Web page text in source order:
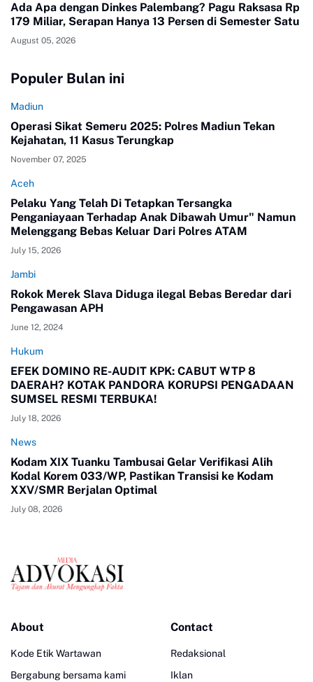
Ada Apa dengan Dinkes Palembang? Pagu Raksasa Rp
179 Miliar, Serapan Hanya 13 Persen di Semester Satu
August 05, 2026
Populer Bulan ini
Madiun
Operasi Sikat Semeru 2025: Polres Madiun Tekan
Kejahatan, 11 Kasus Terungkap
November 07, 2025
Aceh
Pelaku Yang Telah Di Tetapkan Tersangka
Penganiayaan Terhadap Anak Dibawah Umur" Namun
Melenggang Bebas Keluar Dari Polres ATAM
July 15, 2026
Jambi
Rokok Merek Slava Diduga ilegal Bebas Beredar dari
Pengawasan APH
June 12, 2024
Hukum
EFEK DOMINO RE-AUDIT KPK: CABUT WTP 8
DAERAH? KOTAK PANDORA KORUPSI PENGADAAN
SUMSEL RESMI TERBUKA!
July 18, 2026
News
Kodam XIX Tuanku Tambusai Gelar Verifikasi Alih
Kodal Korem 033/WP, Pastikan Transisi ke Kodam
XXV/SMR Berjalan Optimal
July 08, 2026
About
Kode Etik Wartawan
Bergabung bersama kami
Contact
Redaksional
Iklan